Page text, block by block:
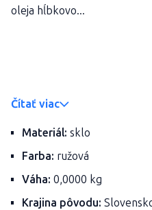
oleja hĺbkovo...
Čítať viac
Materiál: sklo
Farba: ružová
Váha: 0,0000 kg
Krajina pôvodu: